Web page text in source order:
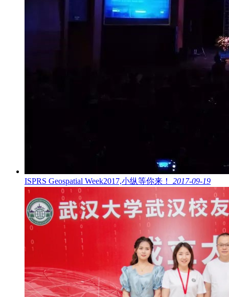
ISPRS Geospatial Week2017,小纵等你来！ 2017-09-19